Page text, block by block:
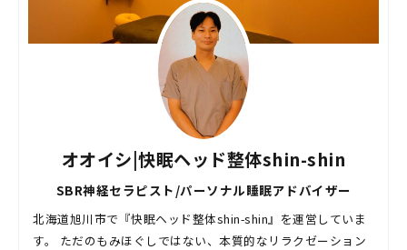
オオイシ|快眠ヘッド整体shin-shin
SBR神経セラピスト/パーソナル睡眠アドバイザー
北海道旭川市で『快眠ヘッド整体shin-shin』を運営していま
す。 ただのもみほぐしではない、本質的なリラクゼーション